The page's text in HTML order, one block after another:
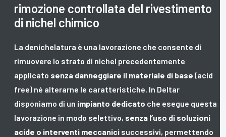
rimozione controllata del rivestimento
di nichel chimico
La denichelatura è una lavorazione che consente di
rimuovere lo strato di nichel precedentemente
applicato senza danneggiare il materiale di base (acid
free) né alterarne le caratteristiche. In Deltar
disponiamo di un impianto dedicato che esegue questa
lavorazione in modo selettivo, senza l’uso di soluzioni
acide o interventi meccanici successivi, permettendo